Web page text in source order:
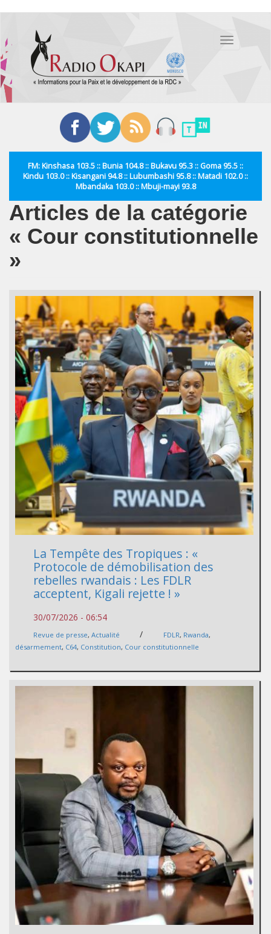
contenu
principal
Toggle
FM: Kinshasa 103.5 :: Bunia 104.8 :: Bukavu 95.3 :: Goma 95.5 ::
Kindu 103.0 :: Kisangani 94.8 :: Lubumbashi 95.8 :: Matadi 102.0 ::
Mbandaka 103.0 :: Mbuji-mayi 93.8
Articles de la catégorie
« Cour constitutionnelle
»
La Tempête des Tropiques : «
Protocole de démobilisation des
rebelles rwandais : Les FDLR
acceptent, Kigali rejette ! »
30/07/2026 - 06:54
Revue de presse, Actualité / FDLR, Rwanda,
désarmement, C64, Constitution, Cour constitutionnelle